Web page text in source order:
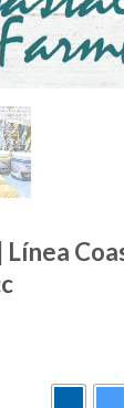
Línea